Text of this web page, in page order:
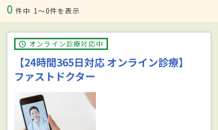
0 件中 1〜0件を表示
オンライン診療対応中
【24時間365日対応 オンライン診療】
ファストドクター